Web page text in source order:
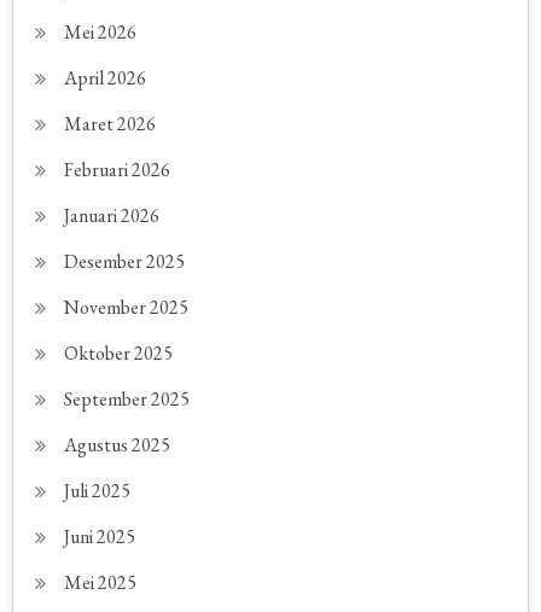
Mei 2026
April 2026
Maret 2026
Februari 2026
Januari 2026
Desember 2025
November 2025
Oktober 2025
September 2025
Agustus 2025
Juli 2025
Juni 2025
Mei 2025